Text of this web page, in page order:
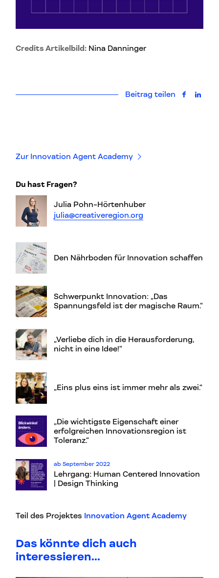
Zur Innovation Agent Academy
Du hast Fragen?
Julia Pohn-Hörtenhuber
julia@creativeregion.org
Den Nährboden für Innovation schaffen
Schwerpunkt Innovation: „Das
Spannungsfeld ist der magische Raum.“
„Verliebe dich in die Herausforderung,
nicht in eine Idee!“
„Eins plus eins ist immer mehr als zwei.“
„Die wichtigste Eigenschaft einer
erfolgreichen Innovationsregion ist
Toleranz.“
ab September 2022
Lehrgang: Human Centered Innovation
| Design Thinking
Teil des Projektes Innovation Agent Academy
Credits Artikelbild: Nina Danninger
Beitrag teilen auf auf
Das könnte dich auch
interessieren...